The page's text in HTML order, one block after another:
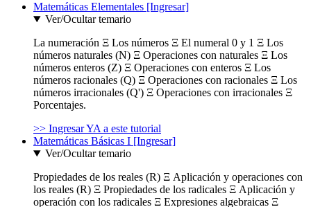
Matemáticas Elementales [Ingresar]
Ver/Ocultar temario
La numeración Ξ Los números Ξ El numeral 0 y 1 Ξ Los
números naturales (N) Ξ Operaciones con naturales Ξ Los
números enteros (Z) Ξ Operaciones con enteros Ξ Los
números racionales (Q) Ξ Operaciones con racionales Ξ Los
números irracionales (Q') Ξ Operaciones con irracionales Ξ
Porcentajes.
>> Ingresar YA a este tutorial
Matemáticas Básicas I [Ingresar]
Ver/Ocultar temario
Propiedades de los reales (R) Ξ Aplicación y operaciones con
los reales (R) Ξ Propiedades de los radicales Ξ Aplicación y
operación con los radicales Ξ Expresiones algebraicas Ξ